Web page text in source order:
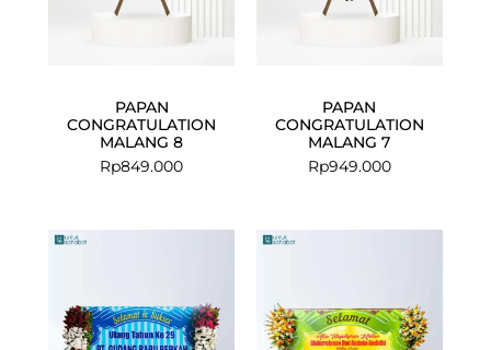
PAPAN
CONGRATULATION
MALANG 8
Rp849.000
PAPAN
CONGRATULATION
MALANG 7
Rp949.000
Rp975.000.
Rp925.000.